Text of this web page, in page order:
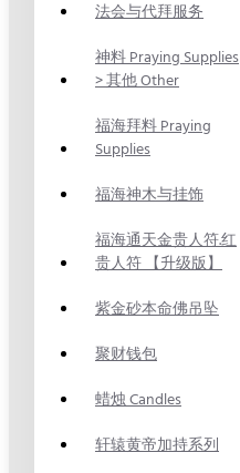
法会与代拜服务
神料 Praying Supplies
> 其他 Other
福海拜料 Praying
Supplies
福海神木与挂饰
福海通天金贵人符.红
贵人符 【升级版】
紫金砂本命佛吊坠
聚财钱包
蜡烛 Candles
轩辕黄帝加持系列